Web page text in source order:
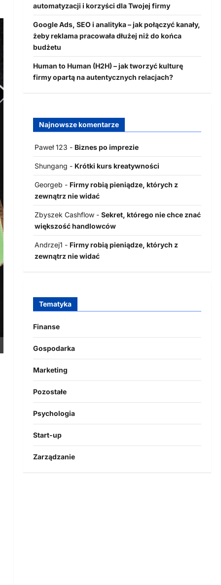
automatyzacji i korzyści dla Twojej firmy
Google Ads, SEO i analityka – jak połączyć kanały,
żeby reklama pracowała dłużej niż do końca
budżetu
Human to Human (H2H) – jak tworzyć kulturę
firmy opartą na autentycznych relacjach?
Najnowsze komentarze
Paweł 123 - Biznes po imprezie
Shungang - Krótki kurs kreatywności
Georgeb - Firmy robią pieniądze, których z
zewnątrz nie widać
Zbyszek Cashflow- Sekret, którego nie chce znać
większość handlowców
Andrzej1 - Firmy robią pieniądze, których z
zewnątrz nie widać
Tematyka
Finanse
Gospodarka
Marketing
Pozostałe
Psychologia
Start-up
Zarządzanie